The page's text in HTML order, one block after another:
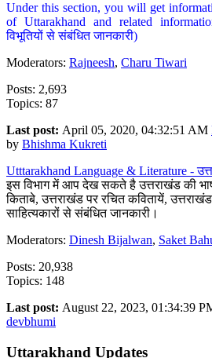
Under this section, you will get
of Uttarakhand and related
विभूतियों से संबंधित जानकारी)
Moderators: Rajneesh, Charu Tiwari
Posts: 2,693
Topics: 87
Last post: April 05, 2020, 04:32:51 AM
by Bhishma Kukreti
Utttarakhand Language & Literature -
इस विभाग में आप देख सकते है उत्तराखंड की
किताबे, उत्तराखंड पर रचित कवितायें,
साहित्यकारों से संबंधित जानकारी।
Moderators: Dinesh Bijalwan, Saket
Posts: 20,938
Topics: 148
Last post: August 22, 2023, 01:34:39
devbhumi
Uttarakhand Updates